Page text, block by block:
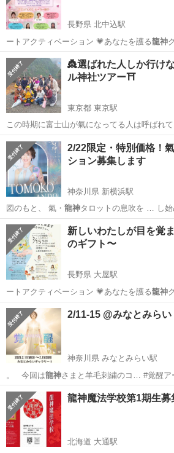
長野県 北中込駅
ートアクティベーション 💗あなたを護る龍神
トに火をつける…
長野 佐久市 北中込駅 ワークショ
👸選ばれた人しか行け
ル神社ツアー⛩
東京都 東京駅
この時期に富士山が氣になってる人は呼ばれています🏔️
クル神社ツアー⛩ 六甲此命神社(瀬織津姫の最
社)の、ゆっきーこと大江先生のお得なガイドと、資料
山編☝️ 三島大社（瀬織...
東京 中央区 東京駅 地域/お祭り
2/22限定・特別価格！
ション募集します
神奈川県 新横浜駅
図のもと、 氣・ 龍神タロットの息吹を … し始
トフェスは、… 。 氣・龍神タロットは 未来…
ットフェス🐉】…
神奈川 横浜市 新横浜駅 その他
新しいわたしが目を覚
のギフト〜
長野県 大屋駅
ートアクティベーション 💗あなたを護る龍神
スタルワンドア…
長野 上田市 ワークショッ
2/11-15 @みなとみら
神奈川県 みなとみらい駅
。 ⁡ ⁡ 今回は龍神 さまと羊毛刺繍のコ
神奈川 横浜市 みなとみらい駅 展示
龍神魔法学校第1期生募
北海道 大通駅